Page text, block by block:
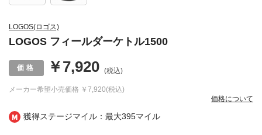
獲得ステージマイル：最大395マイル
LOGOS(ロゴス)
LOGOS フィールダーケトル1500
メーカー希望小売価格 ￥7,920(税込)
￥7,920 (税込)
価格について